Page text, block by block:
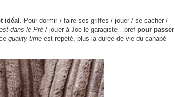
idéal . Pour dormir / faire ses griffes / jouer / se cacher /
dans le Pré / jouer à Joe le garagiste…bref pour passer
quality time est répété, plus la durée de vie du canapé